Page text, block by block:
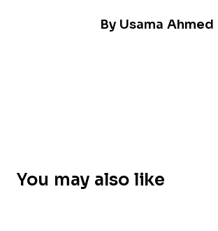
By Usama Ahmed
You may also like